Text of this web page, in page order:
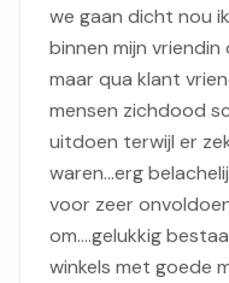
we gaan dicht nou
binnen mijn
maar qua klant
mensen zichdood
uitdoen terwijl er
waren...erg
voor zeer
om....gelukkig
winkels met goede